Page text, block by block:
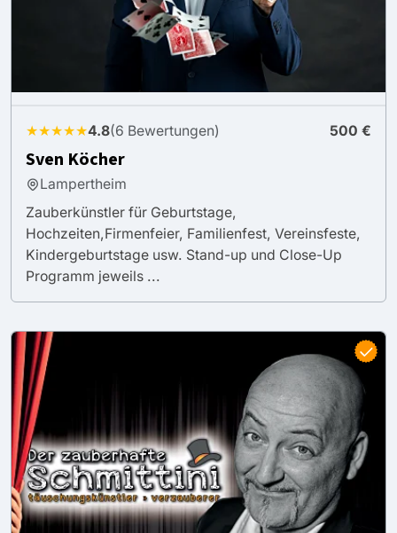
★★★★★4.8(6 Bewertungen) 500 €
Sven Köcher
Lampertheim
Zauberkünstler für Geburtstage,
Hochzeiten,Firmenfeier, Familienfest, Vereinsfeste,
Kindergeburtstage usw. Stand-up und Close-Up
Programm jeweils ...